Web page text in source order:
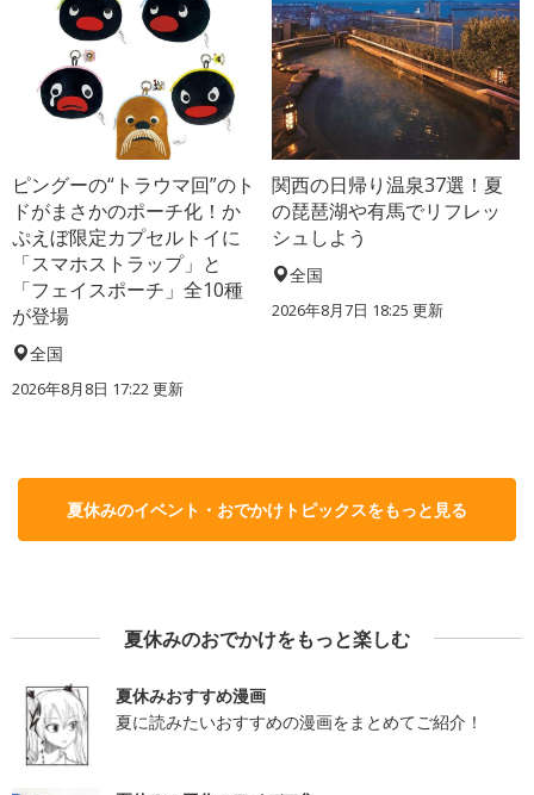
ピングーの“トラウマ回”のト
ドがまさかのポーチ化！か
ぷえぼ限定カプセルトイに
「スマホストラップ」と
「フェイスポーチ」全10種
が登場
全国
2026年8月8日 17:22更新
関西の日帰り温泉37選！夏
の琵琶湖や有馬でリフレッ
シュしよう
全国
2026年8月7日 18:25 更新
夏休みのイベント・おでかけトピックスをもっと見る
夏休みのおでかけをもっと楽しむ
夏休みおすすめ漫画
夏に読みたいおすすめの漫画をまとめてご紹介！